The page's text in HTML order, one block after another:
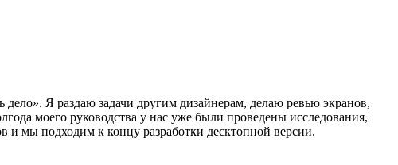
Я раздаю задачи другим дизайнерам, делаю ревью экранов,
моего руководства у нас уже были проведены исследования,
и мы подходим к концу разработки десктопной версии.